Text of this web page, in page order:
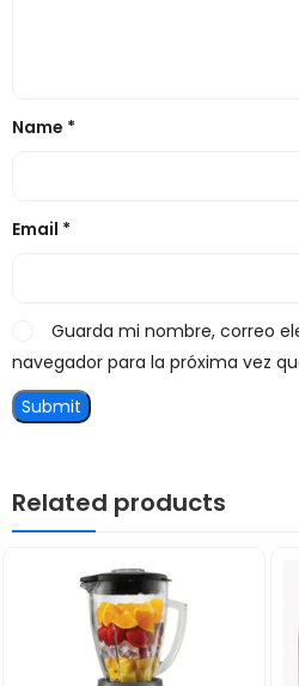
Name *
Email *
Guarda mi nombre, correo
navegador para la próxima vez
Related products